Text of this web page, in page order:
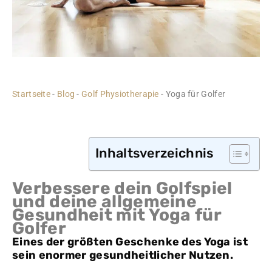
Startseite- Blog - Golf Physiotherapie - Yoga für Golfer
Inhaltsverzeichnis
Verbessere dein Golfspiel
und deine allgemeine
Gesundheit mit Yoga für
Golfer
Eines der größten Geschenke des Yoga ist
sein enormer gesundheitlicher Nutzen.